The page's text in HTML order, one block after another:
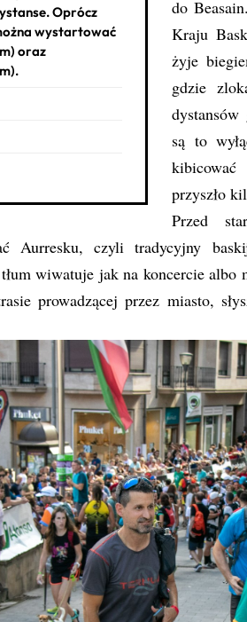
Oprócz
wystartować
oraz
do
Kraju
żyje
gdzie
są to
przyszło
Przed
Aurresku, czyli tradycyjny
wiwatuje jak na koncercie
prowadzącej przez miasto,